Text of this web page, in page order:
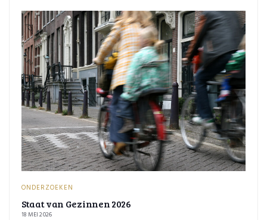
ONDERZOEKEN
Staat van Gezinnen 2026
18 MEI 2026